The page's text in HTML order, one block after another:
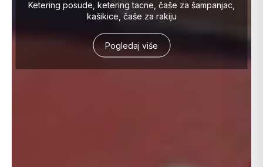
Ketering posude, ketering tacne, čaše za šampanjac,
kašikice, čaše za rakiju
Pogledaj više